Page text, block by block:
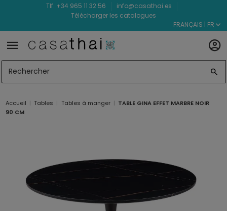
Tlf. +34 965 11 32 56
info@casathai.es
Télécharger les catalogues
FRANÇAIS | FR
Accueil Tables Tables à manger
TABLE GINA EFFET MARBRE NOIR
90 CM